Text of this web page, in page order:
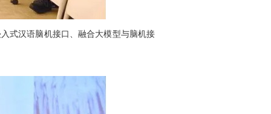
式汉语脑机接口、融合大模型与脑机接